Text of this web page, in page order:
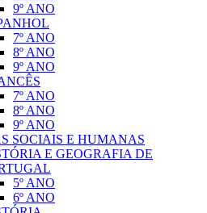
9º ANO
7º ANO
8º ANO
9º ANO
7º ANO
8º ANO
9º ANO
SOCIAIS E HUMANAS
E GEOGRAFIA DE
5º ANO
6º ANO